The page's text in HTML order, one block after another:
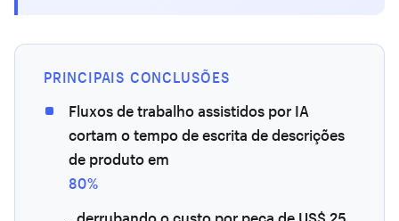
PRINCIPAIS CONCLUSÕES
Fluxos de trabalho assistidos por IA
cortam o tempo de escrita de descrições
de produto em
80%